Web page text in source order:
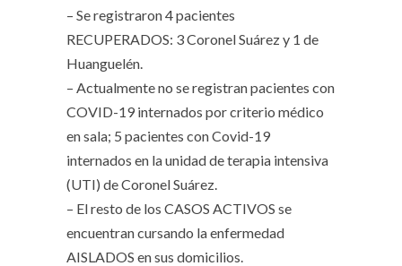
– Se registraron 4 pacientes
RECUPERADOS: 3 Coronel Suárez y 1 de
Huanguelén.
– Actualmente no se registran pacientes con
COVID-19 internados por criterio médico
en sala; 5 pacientes con Covid-19
internados en la unidad de terapia intensiva
(UTI) de Coronel Suárez.
– El resto de los CASOS ACTIVOS se
encuentran cursando la enfermedad
AISLADOS en sus domicilios.